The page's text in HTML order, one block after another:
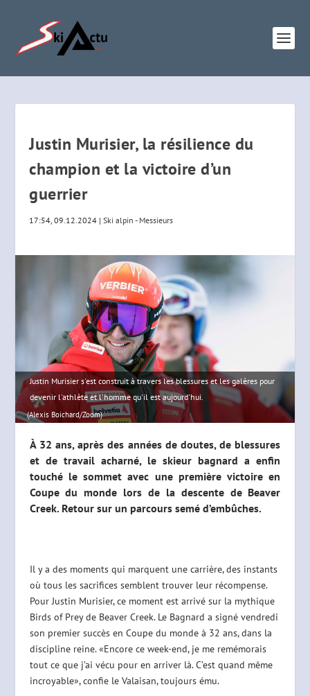
Justin Murisier, la résilience du
champion et la victoire d’un
guerrier
17:54, 09.12.2024 |Ski alpin - Messieurs
Justin Murisier s'est construit à travers les blessures et les galères pour
devenir l'athlète et l'homme qu'il est aujourd'hui.
(Alexis Boichard/Zoom)
À 32 ans, après des années de doutes, de blessures
et de travail acharné, le skieur bagnard a enfin
touché le sommet avec une première victoire en
Coupe du monde lors de la descente de Beaver
Creek. Retour sur un parcours semé d’embûches.
Il y a des moments qui marquent une carrière, des instants
où tous les sacrifices semblent trouver leur récompense.
Pour Justin Murisier, ce moment est arrivé sur la mythique
Birds of Prey de Beaver Creek. Le Bagnard a signé vendredi
son premier succès en Coupe du monde à 32 ans, dans la
discipline reine. «Encore ce week-end, je me remémorais
tout ce que j’ai vécu pour en arriver là. C’est quand même
incroyable», confie le Valaisan, toujours ému.